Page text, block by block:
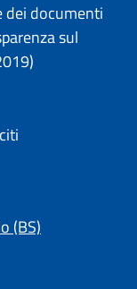
dei documenti
sul
(BS)